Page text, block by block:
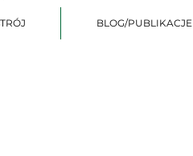
BLOG/PUBLIKACJE